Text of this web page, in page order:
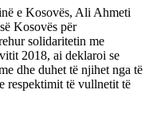
e Kosovës, Ali Ahmeti
Kosovës për
solidaritetin me
2018, ai deklaroi se
dhe duhet të njihet nga të
respektimit të vullnetit të